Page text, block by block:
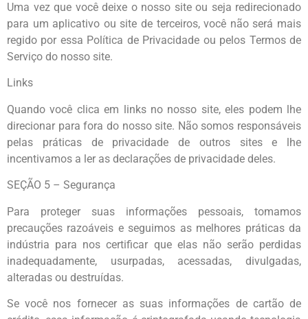
Uma vez que você deixe o nosso site ou seja redirecionado
para um aplicativo ou site de terceiros, você não será mais
regido por essa Política de Privacidade ou pelos Termos de
Serviço do nosso site.
Links
Quando você clica em links no nosso site, eles podem lhe
direcionar para fora do nosso site. Não somos responsáveis
pelas práticas de privacidade de outros sites e lhe
incentivamos a ler as declarações de privacidade deles.
SEÇÃO 5 – Segurança
Para proteger suas informações pessoais, tomamos
precauções razoáveis e seguimos as melhores práticas da
indústria para nos certificar que elas não serão perdidas
inadequadamente, usurpadas, acessadas, divulgadas,
alteradas ou destruídas.
Se você nos fornecer as suas informações de cartão de